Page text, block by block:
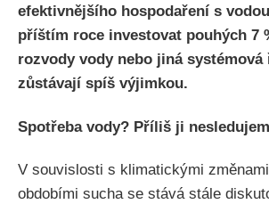
efektivnějšího hospodaření s
příštím roce investovat pouhých 7
rozvody vody nebo jiná systémová
zůstávají spíš výjimkou.
Spotřeba vody? Příliš ji
V souvislosti s klimatickými
obdobími sucha se stává stále